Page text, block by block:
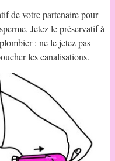
de votre partenaire pour
Jetez le préservatif à
: ne le jetez pas
les canalisations.